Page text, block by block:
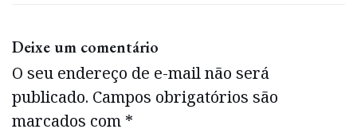
Deixe um comentário
O seu endereço de e-mail não será
publicado. Campos obrigatórios são
marcados com *